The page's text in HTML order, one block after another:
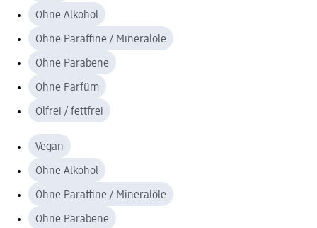
Ohne Alkohol
Ohne Paraffine / Mineralöle
Ohne Parabene
Ohne Parfüm
Ölfrei / fettfrei
Vegan
Ohne Alkohol
Ohne Paraffine / Mineralöle
Ohne Parabene